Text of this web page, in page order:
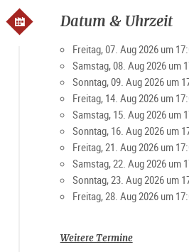
Datum & Uhrzeit
Freitag, 07. Aug 2026 um
Samstag, 08. Aug 2026 um
Sonntag, 09. Aug 2026 um
Freitag, 14. Aug 2026 um
Samstag, 15. Aug 2026 um
Sonntag, 16. Aug 2026 um
Freitag, 21. Aug 2026 um
Samstag, 22. Aug 2026 um
Sonntag, 23. Aug 2026 um
Freitag, 28. Aug 2026 um
Weitere Termine